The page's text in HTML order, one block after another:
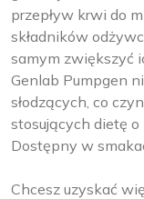
przepływ krwi do
składników
samym zwiększyć
Genlab Pumpgen
słodzących, co
stosujących dietę
Dostępny w
Chcesz uzyskać